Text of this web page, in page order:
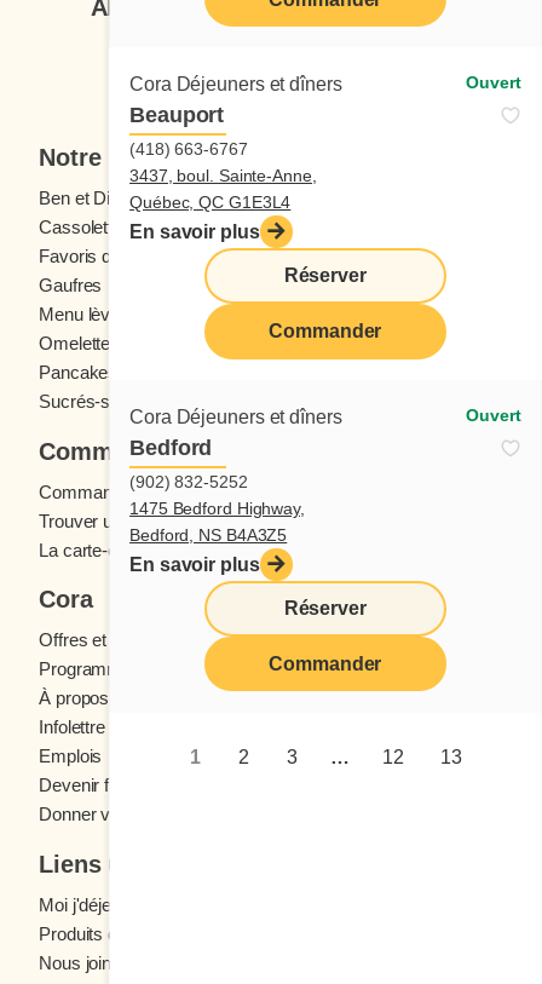
Cora Déjeuners et dîners Ouvert
Beauport
(418) 663-6767
3437, boul. Sainte-Anne,
Québec, QC G1E3L4
En savoir plus
Réserver
Commander
Cora Déjeuners et dîners Ouvert
Bedford
(902) 832-5252
1475 Bedford Highway,
Bedford, NS B4A3Z5
En savoir plus
Réserver
Commander
1 2 3 … 12 13
Abonnez-vous à notre infolettre
Notre menu
Ben et Dictine
Boissons
Cassolettes
Crêpes
Favoris des ados
Fruits frais
Gaufres
Menu enfants
Menu lève-tôt
Omelettes et Crêpomelettes
Pain doré
Pancakes
Sucrés-salés
Commander
Commande en ligne
Trouver un restaurant
La carte-cadeau Cora
Cora
Offres et concours
Programme fidélité Cora
À propos des restaurants Cora
Infolettre Cora
Emplois
Devenir franchisé
Donner votre avis
Liens utiles
Moi j'déjeune (Blogue)
Produits d'épicerie
Nous joindre